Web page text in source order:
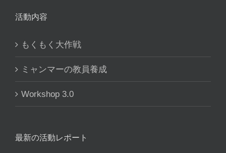
活動内容
もくもく大作戦
ミャンマーの教員養成
Workshop 3.0
最新の活動レポート